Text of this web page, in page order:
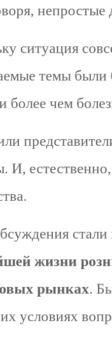
непростые
ситуация
темы были
более чем
И,
стали
жизни
рынках.
условиях